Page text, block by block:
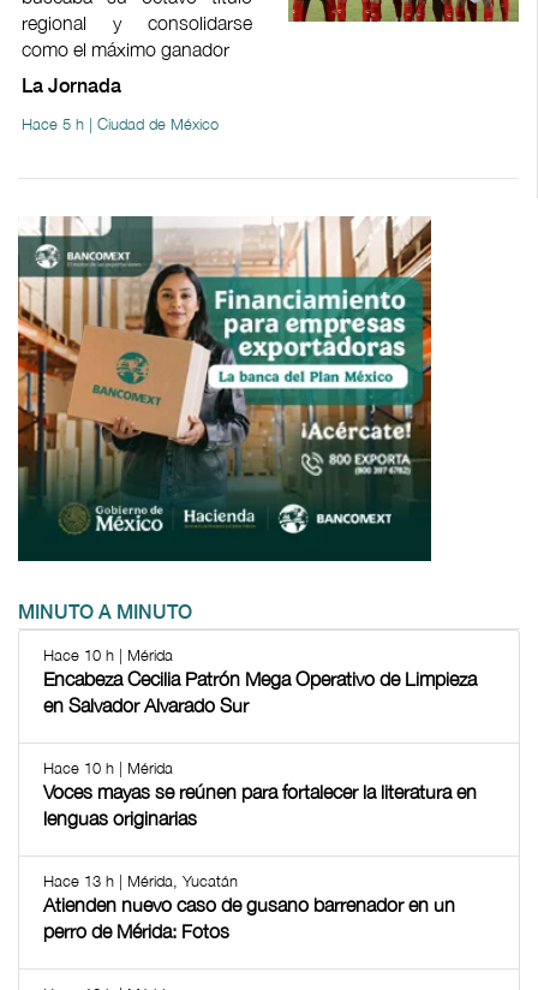
regional y consolidarse
como el máximo ganador
La Jornada
Hace 5 h | Ciudad de México
MINUTO A MINUTO
Hace 10 h | Mérida
Encabeza Cecilia Patrón Mega Operativo de Limpieza
en Salvador Alvarado Sur
Hace 10 h | Mérida
Voces mayas se reúnen para fortalecer la literatura en
lenguas originarias
Hace 13 h | Mérida, Yucatán
Atienden nuevo caso de gusano barrenador en un
perro de Mérida: Fotos